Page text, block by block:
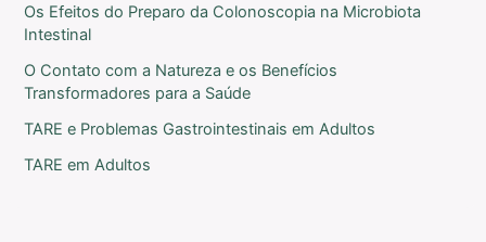
Os Efeitos do Preparo da Colonoscopia na Microbiota
Intestinal
O Contato com a Natureza e os Benefícios
Transformadores para a Saúde
TARE e Problemas Gastrointestinais em Adultos
TARE em Adultos